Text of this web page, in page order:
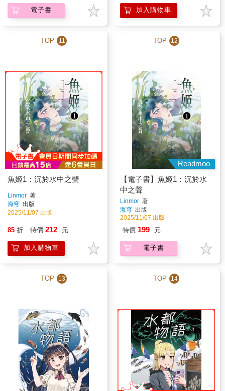
電子書 加入購物車
TOP 11
魚姬1：沉於水中之聲
Linmor 著
海穹 出版
2025/11/07 出版
85 折 特價 212 元
加入購物車
TOP 12
Readmoo
【電子書】魚姬1：沉於水
中之聲
Linmor 著
海穹 出版
2025/11/07 出版
特價 199 元
電子書
TOP 13 TOP 14